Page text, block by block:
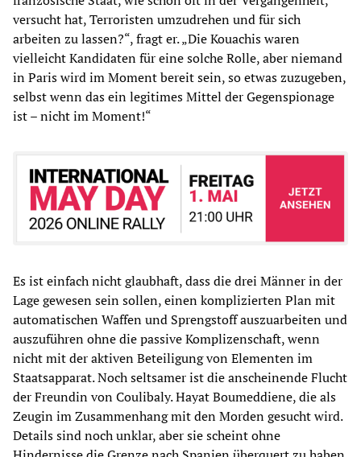
versucht hat, Terroristen umzudrehen und für sich
arbeiten zu lassen?“, fragt er. „Die Kouachis waren
vielleicht Kandidaten für eine solche Rolle, aber niemand
in Paris wird im Moment bereit sein, so etwas zuzugeben,
selbst wenn das ein legitimes Mittel der Gegenspionage
ist – nicht im Moment!“
Es ist einfach nicht glaubhaft, dass die drei Männer in der
Lage gewesen sein sollen, einen komplizierten Plan mit
automatischen Waffen und Sprengstoff auszuarbeiten und
auszuführen ohne die passive Komplizenschaft, wenn
nicht mit der aktiven Beteiligung von Elementen im
Staatsapparat. Noch seltsamer ist die anscheinende Flucht
der Freundin von Coulibaly. Hayat Boumeddiene, die als
Zeugin im Zusammenhang mit den Morden gesucht wird.
Details sind noch unklar, aber sie scheint ohne